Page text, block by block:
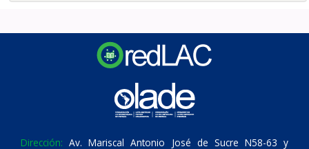
Dirección: Av. Mariscal Antonio José de Sucre N58-63 y